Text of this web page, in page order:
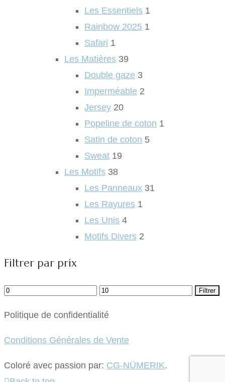
Les Essentiels 1
Rainbow 2025 1
Safari 1
Les Matières 39
Double gaze 3
Imperméable 2
Jersey 20
Popeline de coton 1
Satin de coton 5
Sweat 19
Les Motifs 38
Les Panneaux 31
Les Rayures 1
Les Unis 4
Motifs Divers 2
Filtrer par prix
Prix
Prix
Filtrer
Politique de confidentialité
Conditions Générales de Vente
Coloré avec passion par: CG-NÜMERIK.